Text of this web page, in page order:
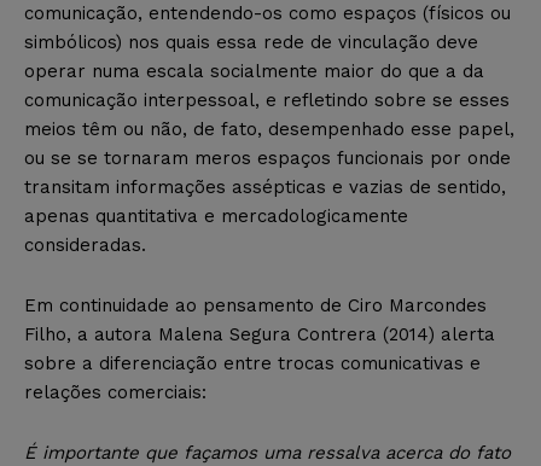
comunicação, entendendo-os como espaços (físicos ou
simbólicos) nos quais essa rede de vinculação deve
operar numa escala socialmente maior do que a da
comunicação interpessoal, e refletindo sobre se esses
meios têm ou não, de fato, desempenhado esse papel,
ou se se tornaram meros espaços funcionais por onde
transitam informações assépticas e vazias de sentido,
apenas quantitativa e mercadologicamente
consideradas.
Em continuidade ao pensamento de Ciro Marcondes
Filho, a autora Malena Segura Contrera (2014) alerta
sobre a diferenciação entre trocas comunicativas e
relações comerciais:
É importante que façamos uma ressalva acerca do fato